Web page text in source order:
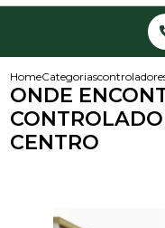
HomeCategorias
ONDE
CENTRO